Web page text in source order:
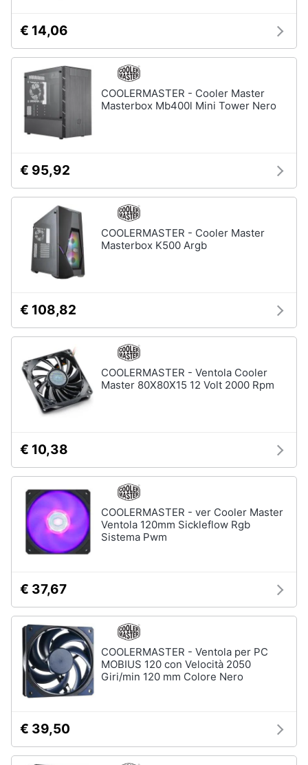
€ 14,06
COOLERMASTER - Cooler Master
Masterbox Mb400l Mini Tower Nero
€ 95,92
COOLERMASTER - Cooler Master
Masterbox K500 Argb
€ 108,82
COOLERMASTER - Ventola Cooler
Master 80X80X15 12 Volt 2000 Rpm
€ 10,38
COOLERMASTER - ver Cooler Master
Ventola 120mm Sickleflow Rgb
Sistema Pwm
€ 37,67
COOLERMASTER - Ventola per PC
MOBIUS 120 con Velocità 2050
Giri/min 120 mm Colore Nero
€ 39,50